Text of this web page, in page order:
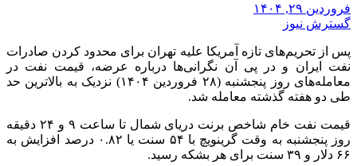
فروردین ۲۹, ۱۴۰۴
گسترش نیوز
پس از تحریم‌های تازه آمریکا علیه تهران برای محدود کردن صادرات
نفت ایران و در پی آن نگرانی‌ها درباره عرضه، قیمت نفت در
معامله‌های روز پنجشنبه (۲۸ فروردین ۱۴۰۴) نزدیک به بالاترین حد
طی دو هفته گذشته معامله شد.
قیمت نفت خام شاخص برنت دریای شمال تا ساعت ۹ و ۲۴ دقیقه
روز پنجشنبه به وقت گرینویچ با ۵۴ سنت یا ۰.۸۲ درصد افزایش به
۶۶ دلار و ۳۹ سنت برای هر بشکه رسید.